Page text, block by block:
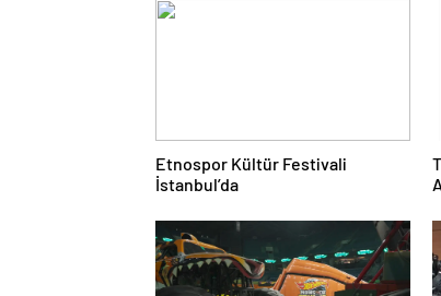
Etnospor Kültür Festivali
İstanbul’da